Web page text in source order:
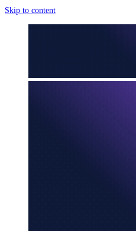
Skip to content